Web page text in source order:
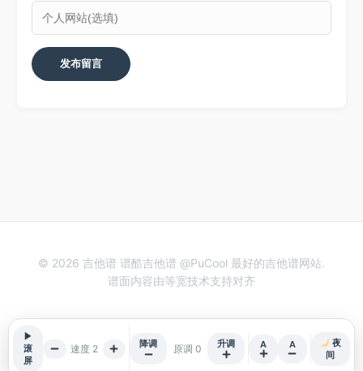
▶
滚
屏
速度 2 原调 0 A
夜
间
© 2026 吉他谱 谱酷吉他谱 @PuCool 最好的吉他谱网站.
谱面内容由等宽技术支持对齐